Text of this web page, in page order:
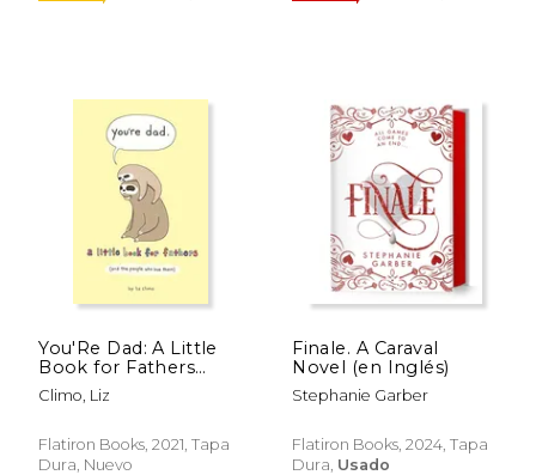
Rápido
You'Re Dad: A Little
Book for Fathers
(And the People who
Love Them) (en
Climo, Liz
Flatiron Books, 2021, Tapa
Dura, Nuevo
Finale. A Caraval
Novel (en Inglés)
Stephanie Garber
Flatiron Books, 2024, Tapa
Dura, Usado